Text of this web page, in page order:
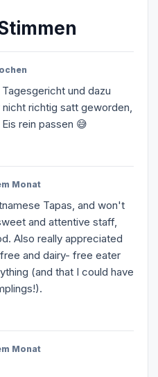
und dazu
richtig satt geworden,
rein passen 😅
Monat
Tapas, and won't
and attentive staff,
Also really appreciated
and dairy- free eater
(and that I could have
Monat